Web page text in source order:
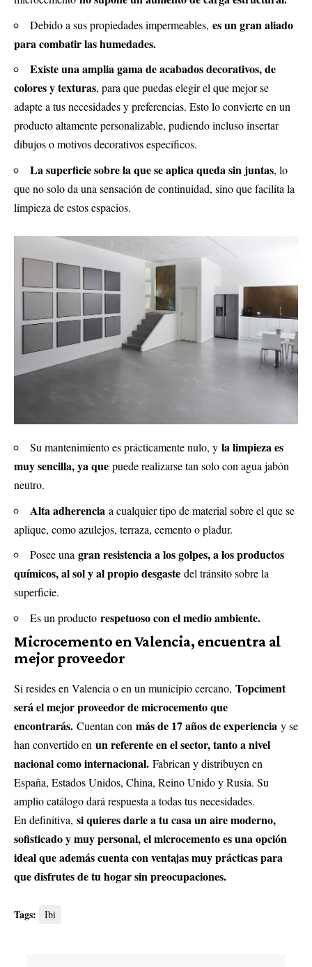
Debido a sus propiedades impermeables, es un gran aliado
para combatir las humedades.
Existe una amplia gama de acabados decorativos, de
colores y texturas, para que puedas elegir el que mejor se
adapte a tus necesidades y preferencias. Esto lo convierte en un
producto altamente personalizable, pudiendo incluso insertar
dibujos o motivos decorativos específicos.
La superficie sobre la que se aplica queda sin juntas, lo
que no solo da una sensación de continuidad, sino que facilita la
limpieza de estos espacios.
Su mantenimiento es prácticamente nulo, y la limpieza es
muy sencilla, ya que puede realizarse tan solo con agua jabón
neutro.
Alta adherencia a cualquier tipo de material sobre el que se
aplique, como azulejos, terraza, cemento o pladur.
Posee una gran resistencia a los golpes, a los productos
químicos, al sol y al propio desgaste del tránsito sobre la
superficie.
Es un producto respetuoso con el medio ambiente.
Microcemento en Valencia, encuentra al
mejor proveedor
Si resides en Valencia o en un municipio cercano, Topciment
será el mejor proveedor de microcemento que
encontrarás. Cuentan con más de 17 años de experiencia y se
han convertido en un referente en el sector, tanto a nivel
nacional como internacional. Fabrican y distribuyen en
España, Estados Unidos, China, Reino Unido y Rusia. Su
amplio catálogo dará respuesta a todas tus necesidades.
En definitiva, si quieres darle a tu casa un aire moderno,
sofisticado y muy personal, el microcemento es una opción
ideal que además cuenta con ventajas muy prácticas para
que disfrutes de tu hogar sin preocupaciones.
Tags: Ibi